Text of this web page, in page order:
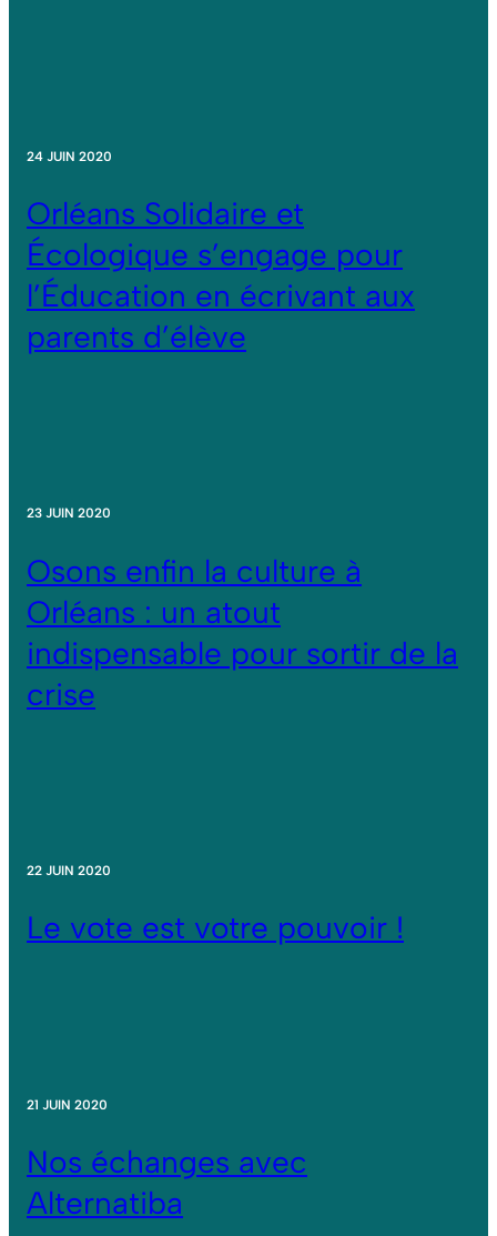
24 JUIN 2020
Orléans Solidaire et
Écologique s’engage pour
l’Éducation en écrivant aux
parents d’élève
23 JUIN 2020
Osons enfin la culture à
Orléans : un atout
indispensable pour sortir de la
crise
22 JUIN 2020
Le vote est votre pouvoir !
21 JUIN 2020
Nos échanges avec
Alternatiba